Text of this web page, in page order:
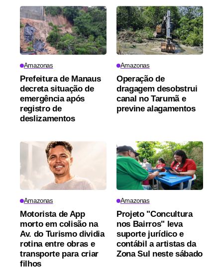
Amazonas
Prefeitura de Manaus
decreta situação de
emergência após
registro de
deslizamentos
Amazonas
Operação de
dragagem desobstrui
canal no Tarumã e
previne alagamentos
Amazonas
Motorista de App
morto em colisão na
Av. do Turismo dividia
rotina entre obras e
transporte para criar
filhos
Amazonas
Projeto "Concultura
nos Bairros" leva
suporte jurídico e
contábil a artistas da
Zona Sul neste sábado